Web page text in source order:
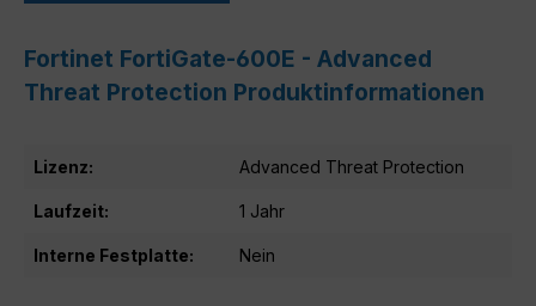
Fortinet FortiGate-600E - Advanced
Threat Protection Produktinformationen
Lizenz: Advanced Threat Protection
Laufzeit: 1 Jahr
Interne Festplatte: Nein